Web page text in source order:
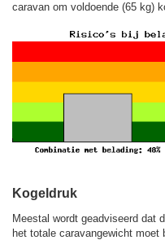
caravan om voldoende (65 kg)
Kogeldruk
Meestal wordt geadviseerd dat
het totale caravangewicht moet